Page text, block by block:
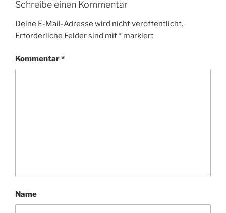
Schreibe einen Kommentar
Deine E-Mail-Adresse wird nicht veröffentlicht.
Erforderliche Felder sind mit* markiert
Kommentar*
Name